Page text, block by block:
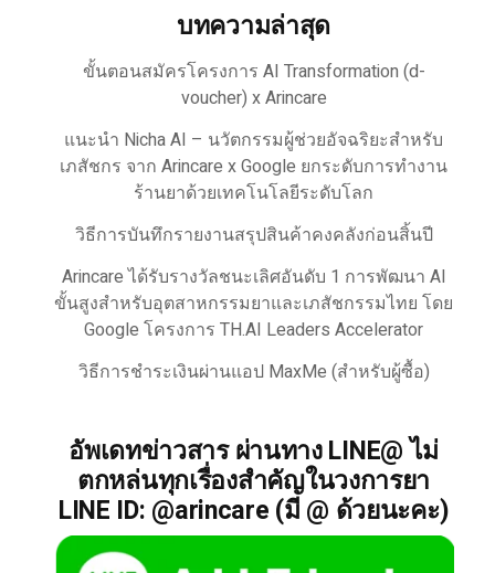
บทความล่าสุด
ขั้นตอนสมัครโครงการ AI Transformation (d-
voucher) x Arincare
แนะนำ Nicha AI – นวัตกรรมผู้ช่วยอัจฉริยะสำหรับ
เภสัชกร จาก Arincare x Google ยกระดับการทำงาน
ร้านยาด้วยเทคโนโลยีระดับโลก
วิธีการบันทึกรายงานสรุปสินค้าคงคลังก่อนสิ้นปี
Arincare ได้รับรางวัลชนะเลิศอันดับ 1 การพัฒนา AI
ขั้นสูงสำหรับอุตสาหกรรมยาและเภสัชกรรมไทย โดย
Google โครงการ TH.AI Leaders Accelerator
วิธีการชำระเงินผ่านแอป MaxMe (สำหรับผู้ซื้อ)
อัพเดทข่าวสาร ผ่านทาง LINE@ ไม่
ตกหล่นทุกเรื่องสำคัญในวงการยา
LINE ID: @arincare (มี @ ด้วยนะคะ)